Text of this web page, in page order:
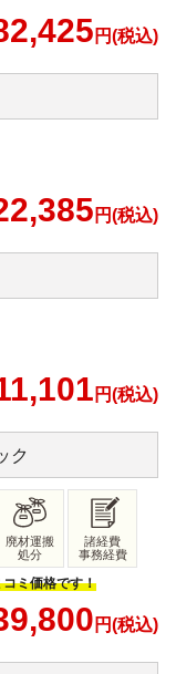
円(税込)
円(税込)
円(税込)
ク
廃材運搬
処分
諸経費
事務経費
ミ価格です！
円(税込)